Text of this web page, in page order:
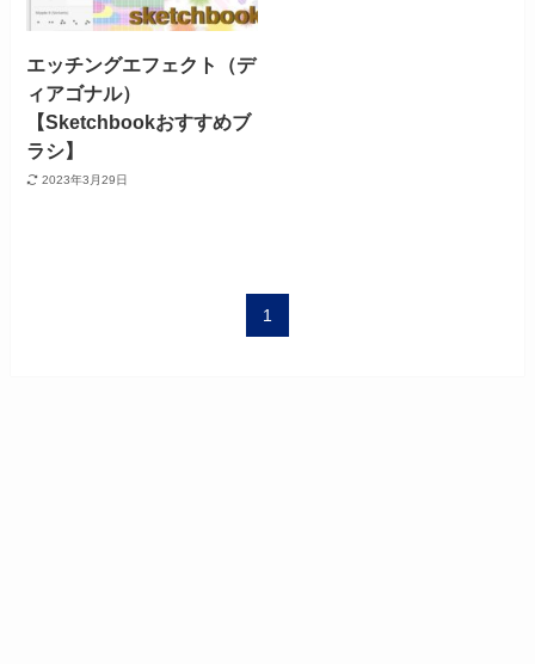
エッチングエフェクト（デ
ィアゴナル）
【Sketchbookおすすめブ
ラシ】
2023年3月29日
1